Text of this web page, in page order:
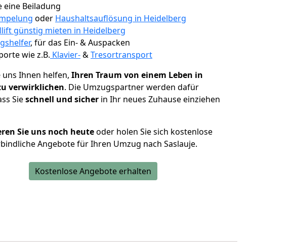
eine Beiladung
oder Haushaltsauflösung in Heidelberg
günstig mieten in Heidelberg
, für das Ein- & Auspacken
wie z.B. Klavier-&Tresortransport
uns Ihnen helfen, Ihren Traum von einem Leben in
verwirklichen. Die Umzugspartner werden dafür
Sieschnell und sicher in Ihr neues Zuhause einziehen
Sie uns noch heuteoder holen Sie sich kostenlose
Angebote für Ihren Umzug nach Saslauje.
Kostenlose Angebote erhalten